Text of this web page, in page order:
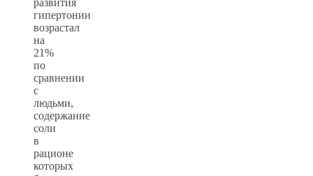
гипертонии
возрастал
на
21%
по
сравнении
с
людьми,
содержание
соли
в
рационе
которых